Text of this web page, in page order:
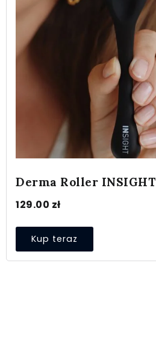
Derma Roller INSIGHT
129.00 zł
Kup teraz